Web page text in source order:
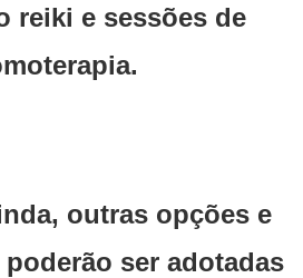
reiki e sessões de
outras opções e
ser adotadas